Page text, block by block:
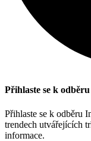
Přihlaste se k odběru
Přihlaste se k odběru
trendech utvářejících
informace.